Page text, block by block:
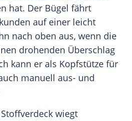
hat. Der Bügel fährt
auf einer leicht
nach oben aus, wenn die
drohenden Überschlag
kann er als Kopfstütze für
manuell aus- und
Stoffverdeck wiegt